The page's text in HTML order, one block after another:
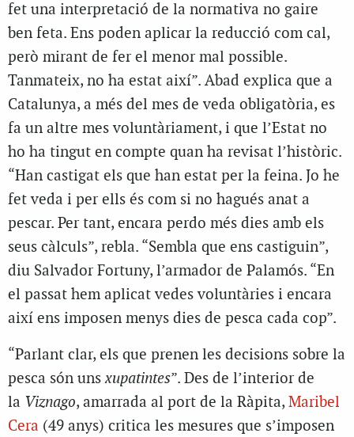
fet una interpretació de la normativa no gaire
ben feta. Ens poden aplicar la reducció com cal,
però mirant de fer el menor mal possible.
Tanmateix, no ha estat així”. Abad explica que a
Catalunya, a més del mes de veda obligatòria, es
fa un altre mes voluntàriament, i que l’Estat no
ho ha tingut en compte quan ha revisat l’històric.
“Han castigat els que han estat per la feina. Jo he
fet veda i per ells és com si no hagués anat a
pescar. Per tant, encara perdo més dies amb els
seus càlculs”, rebla. “Sembla que ens castiguin”,
diu Salvador Fortuny, l’armador de Palamós. “En
el passat hem aplicat vedes voluntàries i encara
així ens imposen menys dies de pesca cada cop”.
“Parlant clar, els que prenen les decisions sobre la
pesca són unsxupatintes”. Des de l’interior de
la Viznago, amarrada al port de la Ràpita, Maribel
Cera (49 anys) critica les mesures que s’imposen